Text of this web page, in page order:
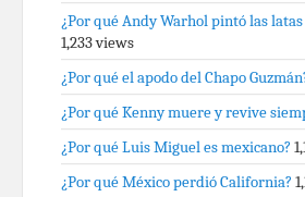
¿Por qué Andy Warhol pintó las
1,233 views
¿Por qué el apodo del Chapo
¿Por qué Kenny muere y revive
¿Por qué Luis Miguel es mexicano?
¿Por qué México perdió California?